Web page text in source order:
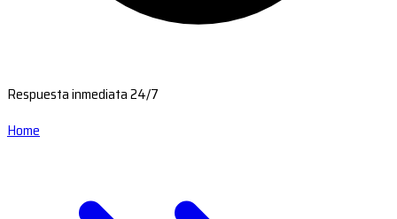
Respuesta inmediata 24/7
Home